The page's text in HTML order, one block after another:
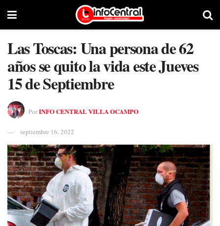
Las Toscas: Una persona de 62
años se quito la vida este Jueves
15 de Septiembre
PorINFO CENTRAL VILLA OCAMPO
septiembre 16, 2022